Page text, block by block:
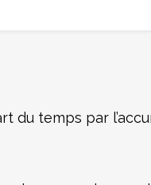
du temps par